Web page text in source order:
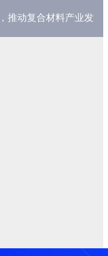
推动复合材料产业发